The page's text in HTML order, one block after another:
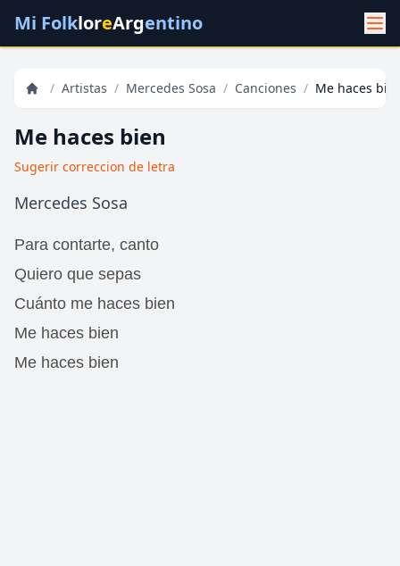
Mi FolkloreArgentino
/ Artistas / Mercedes Sosa / Canciones / Me haces
Me haces bien
Sugerir correccion de letra
Mercedes Sosa
Para contarte, canto
Quiero que sepas
Cuánto me haces bien
Me haces bien
Me haces bien